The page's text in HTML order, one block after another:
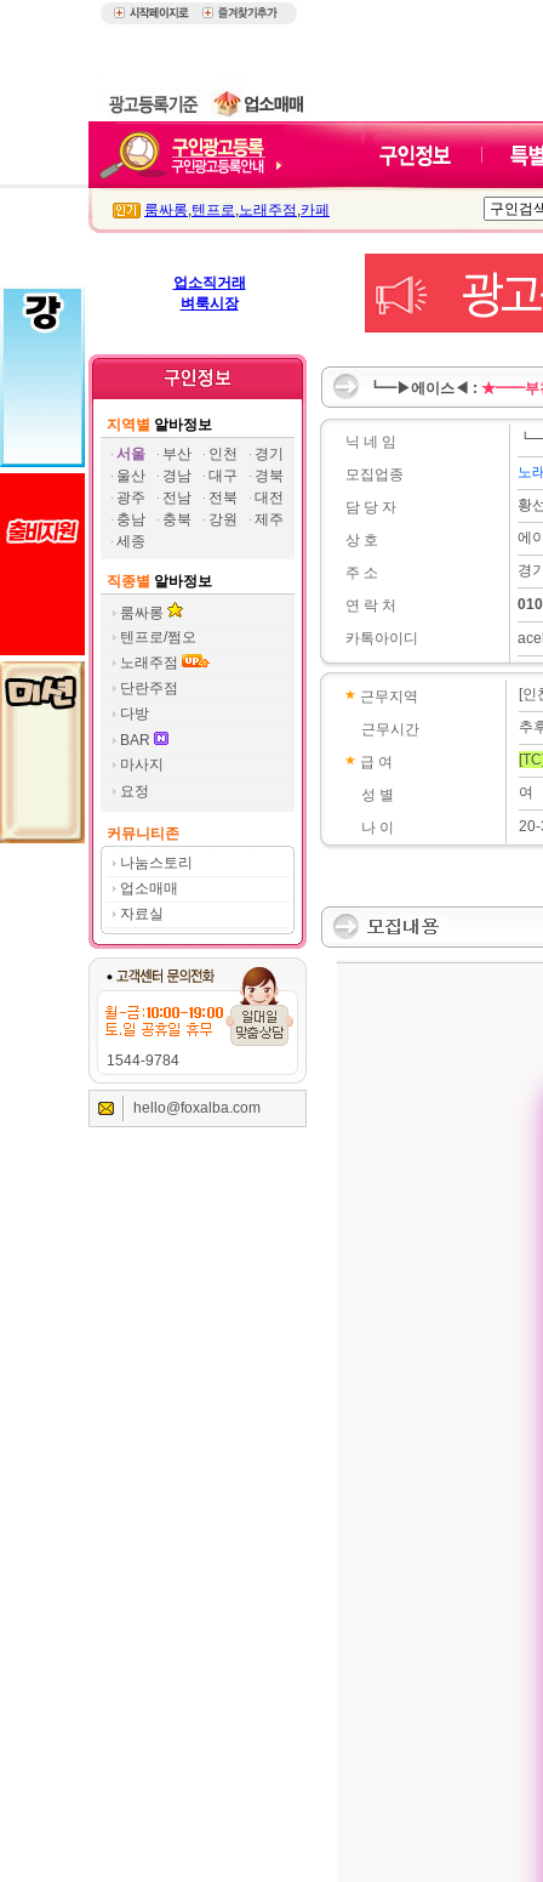
룸싸롱,텐프로,노래주점 ,카페
업소직거래
벼룩시장
지역별 알바정보
서울
부산 인천
경기
울산
경남 대구
경북
광주
전남 전북
대전
충남
충북 강원
제주
세종
직종별 알바정보
룸싸롱
텐프로/쩜오
노래주점
단란주점
다방
BAR
마사지
요정
커뮤니티존
나눔스토리
업소매매
자료실
1544-9784
hello@foxalba.com
┗━▶에이스◀ : ★━━부
닉 네 임
모집업종
담 당 자
상 호
주 소
연 락 처
카톡아이디
노
황
에
경
근무지역
근무시간
급 여
성 별
나 이
[인
추
여